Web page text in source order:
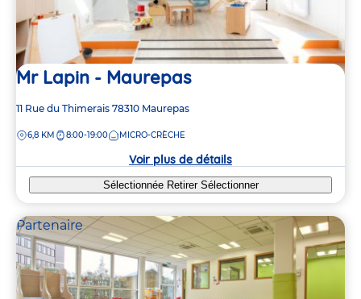
Mr Lapin - Maurepas
Adresse
la
11 Rue du Thimerais 78310 Maurepas
DISTANCE
6,8 KM 8:00-19:00 MICRO-CRÈCHE
Voir plus de détails
Sélectionnée Retirer Sélectionner
Partenaire